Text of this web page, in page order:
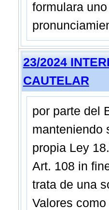
formulara
23/2024
CAUTELAR
por parte del
manteniendo
propia Ley
Art. 108 in
trata de una
Valores